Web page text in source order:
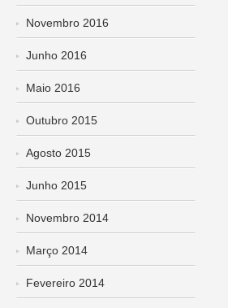
Novembro 2016
Junho 2016
Maio 2016
Outubro 2015
Agosto 2015
Junho 2015
Novembro 2014
Março 2014
Fevereiro 2014